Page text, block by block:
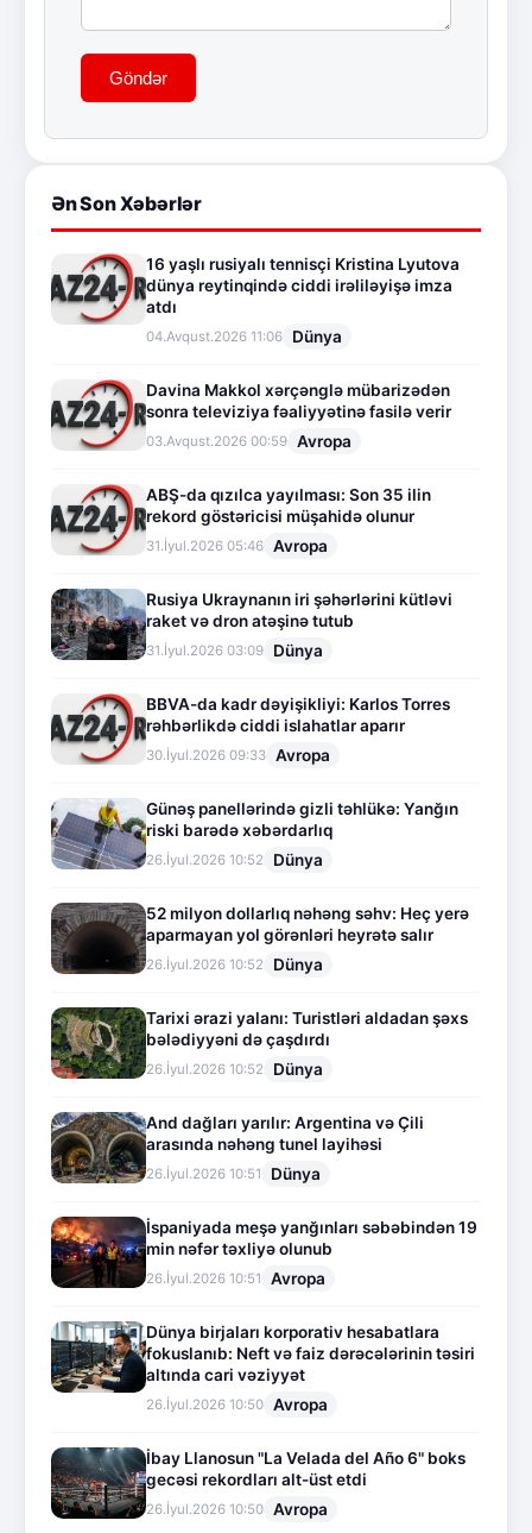
Göndər
Ən Son Xəbərlər
16 yaşlı rusiyalı tennisçi Kristina Lyutova
dünya reytinqində ciddi irəliləyişə imza
atdı
04.Avqust.2026 11:06 Dünya
Davina Makkol xərçənglə mübarizədən
sonra televiziya fəaliyyətinə fasilə verir
03.Avqust.2026 00:59 Avropa
ABŞ-da qızılca yayılması: Son 35 ilin
rekord göstəricisi müşahidə olunur
31.İyul.2026 05:46 Avropa
Rusiya Ukraynanın iri şəhərlərini kütləvi
raket və dron atəşinə tutub
31.İyul.2026 03:09 Dünya
BBVA-da kadr dəyişikliyi: Karlos Torres
rəhbərlikdə ciddi islahatlar aparır
30.İyul.2026 09:33 Avropa
Günəş panellərində gizli təhlükə: Yanğın
riski barədə xəbərdarlıq
26.İyul.2026 10:52 Dünya
52 milyon dollarlıq nəhəng səhv: Heç yerə
aparmayan yol görənləri heyrətə salır
26.İyul.2026 10:52 Dünya
Tarixi ərazi yalanı: Turistləri aldadan şəxs
bələdiyyəni də çaşdırdı
26.İyul.2026 10:52 Dünya
And dağları yarılır: Argentina və Çili
arasında nəhəng tunel layihəsi
26.İyul.2026 10:51 Dünya
İspaniyada meşə yanğınları səbəbindən 19
min nəfər təxliyə olunub
26.İyul.2026 10:51 Avropa
Dünya birjaları korporativ hesabatlara
fokuslanıb: Neft və faiz dərəcələrinin təsiri
altında cari vəziyyət
26.İyul.2026 10:50 Avropa
İbay Llanosun "La Velada del Año 6" boks
gecəsi rekordları alt-üst etdi
26.İyul.2026 10:50 Avropa